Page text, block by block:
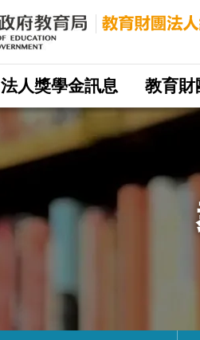
法人獎學金訊息 教育財